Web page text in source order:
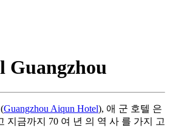
Guangzhou
(Guangzhou Aiqun Hotel), 애 군 호텔 은
지금까지 70 여 년 의 역 사 를 가지 고